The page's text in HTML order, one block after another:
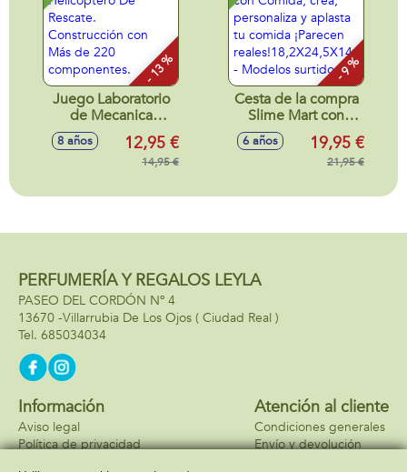
- 13 %
Juego Laboratorio
de Mecanica
Helicóptero De
Rescate.
Construcción con
componentes.
8 años 12,95 €
14,95 €
- 9 %
Cesta de la compra
Slime Mart con
Comida, crea,
personaliza y
aplasta tu comida
reales!18,2X24,5X14,5cm
6 años 19,95 €
21,95 €
PERFUMERÍA Y REGALOS LEYLA
PASEO DEL CORDÓN Nº 4
13670 -Villarrubia De Los Ojos ( Ciudad Real )
685034034
Información
Aviso legal
Política de privacidad
Atención al cliente
Condiciones generales
Envío y devolución